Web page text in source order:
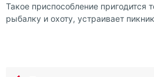
Такое приспособление пригодится
рыбалку и охоту, устраивает